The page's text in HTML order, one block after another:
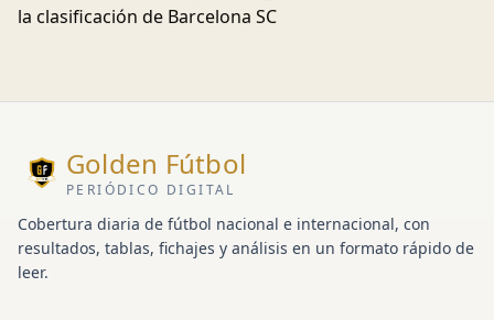
la clasificación de Barcelona SC
Golden Fútbol
PERIÓDICO DIGITAL
Cobertura diaria de fútbol nacional e internacional, con
resultados, tablas, fichajes y análisis en un formato rápido de
leer.